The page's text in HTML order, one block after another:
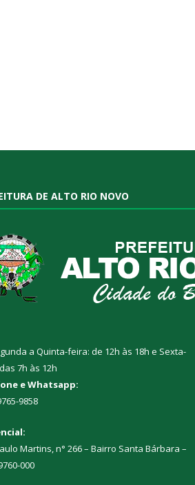
DE ALTO RIO NOVO
a Quinta-feira: de 12h às 18h e Sexta-
7h às 12h
e Whatsapp:
9858
Martins, n° 266 – Bairro Santa Bárbara –
000